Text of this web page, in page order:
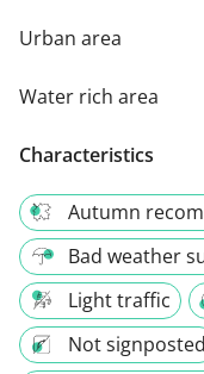
Urban area
Water rich area
Characteristics
Autumn
Bad weather
Light traffic
Not signposted